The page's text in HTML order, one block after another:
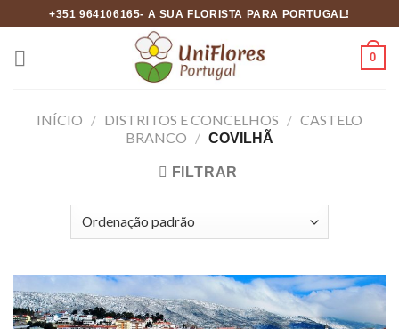
to
content
+351 964106165- A SUA FLORISTA PARA PORTUGAL!
0
INÍCIO / DISTRITOS E CONCELHOS / CASTELO
BRANCO / COVILHÃ
FILTRAR